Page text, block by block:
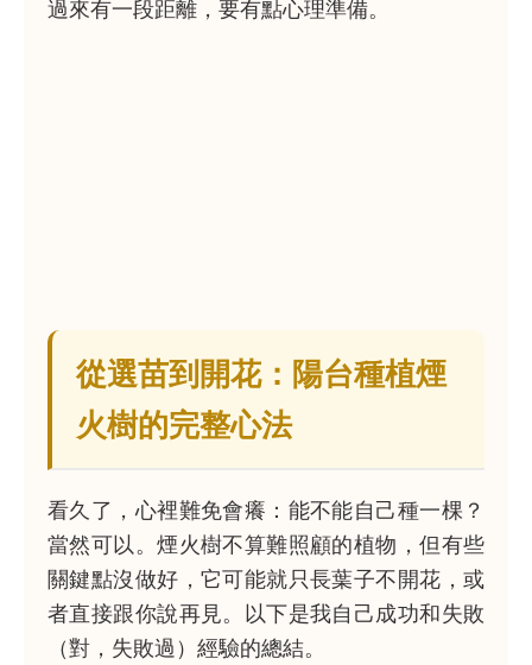
過來有一段距離，要有點心理準備。
從選苗到開花：陽台種植煙
火樹的完整心法
看久了，心裡難免會癢：能不能自己種一棵？
當然可以。煙火樹不算難照顧的植物，但有些
關鍵點沒做好，它可能就只長葉子不開花，或
者直接跟你說再見。以下是我自己成功和失敗
（對，失敗過）經驗的總結。